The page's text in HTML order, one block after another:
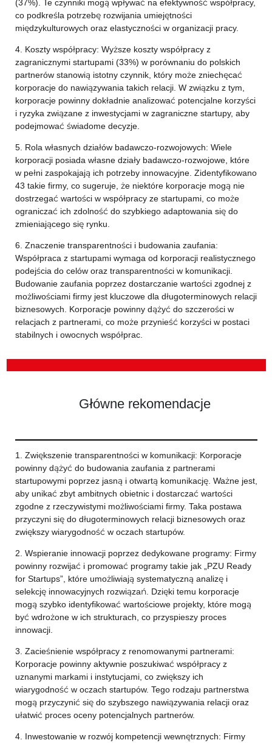
(37%). Te czynniki mogą wpływać na efektywność współpracy,
co podkreśla potrzebę rozwijania umiejętności
międzykulturowych oraz elastyczności w organizacji pracy.
4. Koszty współpracy: Wyższe koszty współpracy z
zagranicznymi startupami (33%) w porównaniu do polskich
partnerów stanowią istotny czynnik, który może zniechęcać
korporacje do nawiązywania takich relacji. W związku z tym,
korporacje powinny dokładnie analizować potencjalne korzyści
i ryzyka związane z inwestycjami w zagraniczne startupy, aby
podejmować świadome decyzje.
5. Rola własnych działów badawczo-rozwojowych: Wiele
korporacji posiada własne działy badawczo-rozwojowe, które
w pełni zaspokajają ich potrzeby innowacyjne. Zidentyfikowano
43 takie firmy, co sugeruje, że niektóre korporacje mogą nie
dostrzegać wartości w współpracy ze startupami, co może
ograniczać ich zdolność do szybkiego adaptowania się do
zmieniającego się rynku.
6. Znaczenie transparentności i budowania zaufania:
Współpraca z startupami wymaga od korporacji realistycznego
podejścia do celów oraz transparentności w komunikacji.
Budowanie zaufania poprzez dostarczanie wartości zgodnej z
możliwościami firmy jest kluczowe dla długoterminowych relacji
biznesowych. Korporacje powinny dążyć do szczerości w
relacjach z partnerami, co może przynieść korzyści w postaci
stabilnych i owocnych współprac.
Główne rekomendacje
1. Zwiększenie transparentności w komunikacji: Korporacje
powinny dążyć do budowania zaufania z partnerami
startupowymi poprzez jasną i otwartą komunikację. Ważne jest,
aby unikać zbyt ambitnych obietnic i dostarczać wartości
zgodne z rzeczywistymi możliwościami firmy. Taka postawa
przyczyni się do długoterminowych relacji biznesowych oraz
zwiększy wiarygodność w oczach startupów.
2. Wspieranie innowacji poprzez dedykowane programy: Firmy
powinny rozwijać i promować programy takie jak „PZU Ready
for Startups”, które umożliwiają systematyczną analizę i
selekcję innowacyjnych rozwiązań. Dzięki temu korporacje
mogą szybko identyfikować wartościowe projekty, które mogą
być wdrożone w ich strukturach, co przyspieszy proces
innowacji.
3. Zacieśnienie współpracy z renomowanymi partnerami:
Korporacje powinny aktywnie poszukiwać współpracy z
uznanymi markami i instytucjami, co zwiększy ich
wiarygodność w oczach startupów. Tego rodzaju partnerstwa
mogą przyczynić się do szybszego nawiązywania relacji oraz
ułatwić proces oceny potencjalnych partnerów.
4. Inwestowanie w rozwój kompetencji wewnętrznych: Firmy